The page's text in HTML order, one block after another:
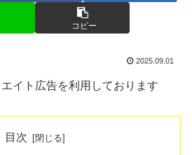
コピー
2025.09.01
イト広告を利用しております
目次